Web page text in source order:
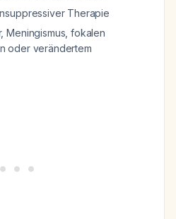
Therapie
Meningismus, fokalen
oder verändertem